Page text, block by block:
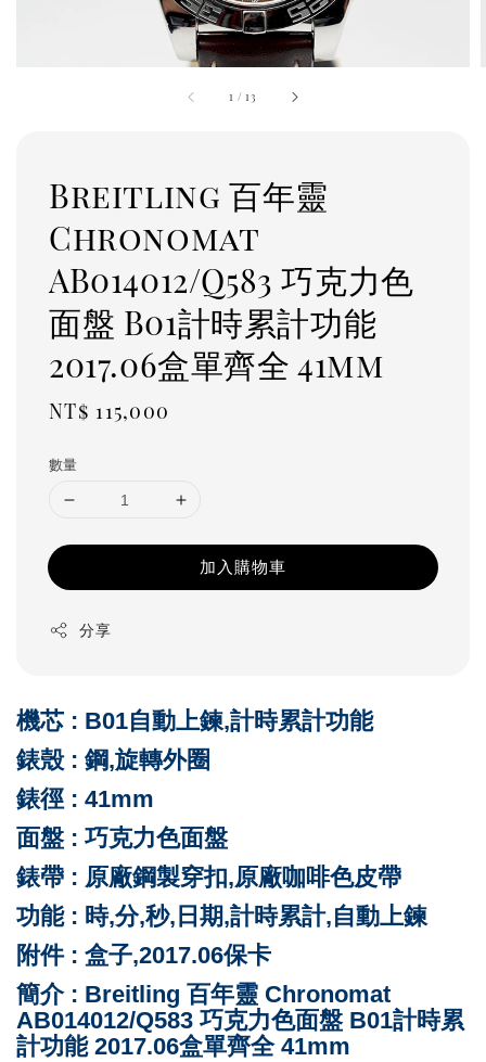
1 /13
Breitling 百年靈
Chronomat
AB014012/Q583 巧克力色
面盤 B01計時累計功能
2017.06盒單齊全 41mm
Regular
NT$ 115,000
數量
加入購物車
分享
機芯 : B01自動上鍊,計時累計功能
錶殼 : 鋼,旋轉外圈
錶徑 : 41mm
面盤 : 巧克力色面盤
錶帶 : 原廠鋼製穿扣,原廠咖啡色皮帶
功能 : 時,分,秒,日期,計時累計,自動上鍊
附件 : 盒子,2017.06保卡
簡介 : Breitling 百年靈 Chronomat
AB014012/Q583 巧克力色面盤 B01計時累
計功能 2017.06盒單齊全 41mm